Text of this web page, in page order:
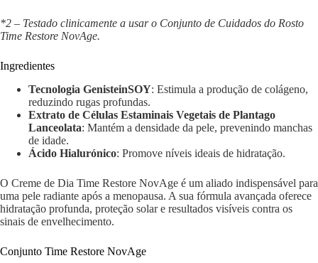
*2 – Testado clinicamente a usar o Conjunto de Cuidados do Rosto
Time Restore NovAge.
Ingredientes
Tecnologia GenisteinSOY: Estimula a produção de colágeno,
reduzindo rugas profundas.
Extrato de Células Estaminais Vegetais de Plantago
Lanceolata: Mantém a densidade da pele, prevenindo manchas
de idade.
Ácido Hialurónico: Promove níveis ideais de hidratação.
O Creme de Dia Time Restore NovAge é um aliado indispensável para
uma pele radiante após a menopausa. A sua fórmula avançada oferece
hidratação profunda, proteção solar e resultados visíveis contra os
sinais de envelhecimento.
Conjunto Time Restore NovAge